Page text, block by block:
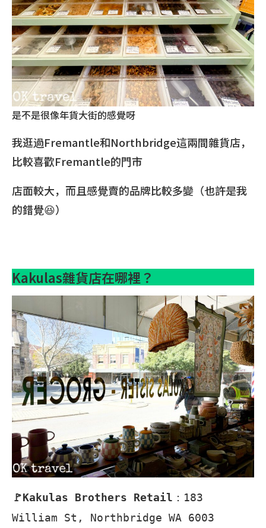
是不是很像年貨大街的感覺呀
我逛過Fremantle和Northbridge這兩間雜貨店，
比較喜歡Fremantle的門市
店面較大，而且感覺賣的品牌比較多變（也許是我
的錯覺😆）
Kakulas雜貨店在哪裡？
🚩Kakulas Brothers Retail ：183
William St, Northbridge WA 6003